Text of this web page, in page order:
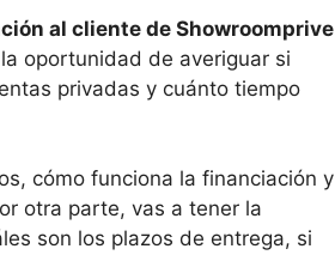
al cliente de Showroomprive
oportunidad de averiguar si
privadas y cuánto tiempo
cómo funciona la financiación y
otra parte, vas a tener la
son los plazos de entrega, si